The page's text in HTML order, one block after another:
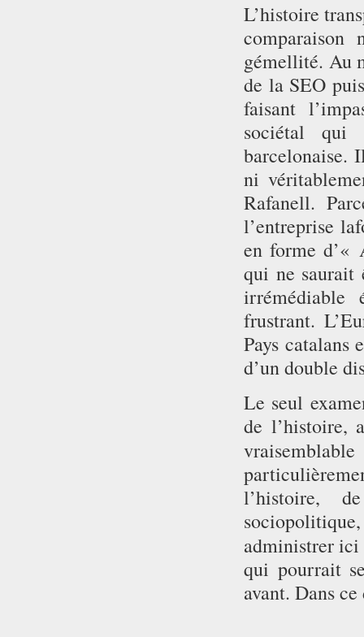
L’histoire
comparaison
gémellité. Au
de la SEO
faisant
sociétal qui
barcelonaise.
ni
Rafanell.
l’entreprise
en forme d’«
qui ne saurait
irrémédiable
frustrant.
Pays
d’un double
Le seul
de l’histoire,
l’histoire,
administrer
qui pourrait
avant. Dans